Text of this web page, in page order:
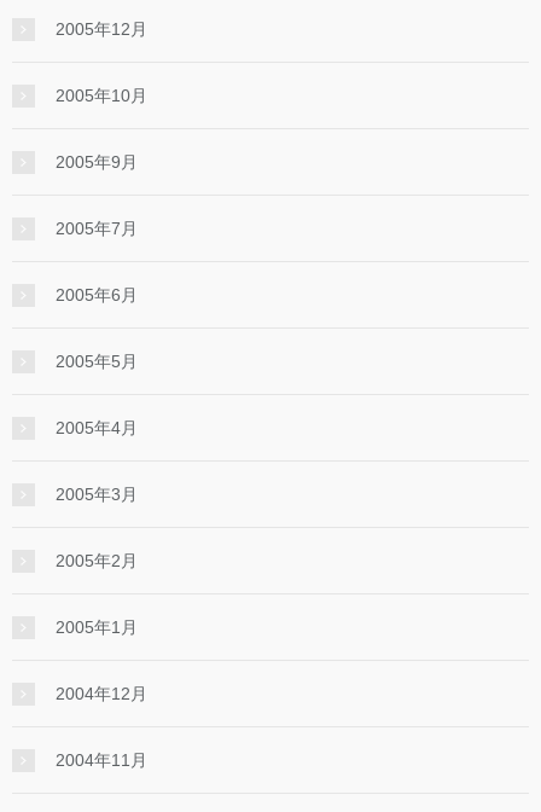
2005年12月
2005年10月
2005年9月
2005年7月
2005年6月
2005年5月
2005年4月
2005年3月
2005年2月
2005年1月
2004年12月
2004年11月